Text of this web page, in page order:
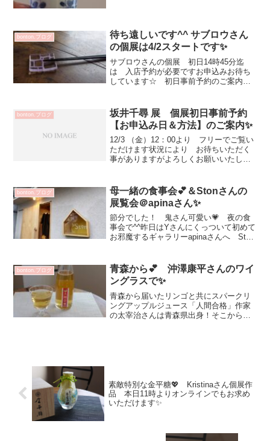
枝さんが描く可愛らしさも...
bonton.ブログ
待ち遠しいです^^ サブロウさん
の個展は4/2スタートです✨
サブロウさんの個展 初日14時45分迄
は 入店予約が必要ですお申込みお待ち
しています☆ 初日事前予約のご案内＆
＊＊＊＊＊＊＊＊＊＊＊＊＊お箸置きに
も素敵な まめまめ皿💕...
bonton.ブログ
坂井千尋 展 個展初日事前予約
【お申込み日＆方法】のご案内✨
12/3 （金）12：00より フリーでご覧い
ただけます状況により お待ちいただく
事がありますがよろしくお願いいたしま
終日18：00坂井千尋 展 初日...
bonton.ブログ
母一緒の食事会💕＆Stonさんの
展覧会＠apinaさん✨
節分でした！ 鬼さん可愛い💗 夜の食
事会で^^昨日はYさんにくっついて初めて
お邪魔するギャラリーapinaさんへ Ston
り とってもわくわくするギャラリーさ
んでした！...
bonton.ブログ
青森から💕 沖澤康平さんのワイ
ングラスで✨
青森から届いたリンゴと共にスパークリ
ングアップルジュース「人間合格」作家
の太宰治さんは青森県出身！そこからつ
素敵特別な金平糖💖 Kristinaさん個展作
品 本日11時よりオンラインでもお求め
いただけます✨